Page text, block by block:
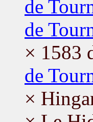
de
de
× 1583
de
×